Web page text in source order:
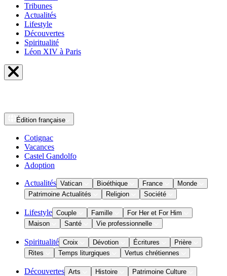
Tribunes
Actualités
Lifestyle
Découvertes
Spiritualité
Léon XIV à Paris
Édition française
Cotignac
Vacances
Castel Gandolfo
Adoption
Actualités Vatican Bioéthique France
Monde
Patrimoine Actualités
Religion Société
Lifestyle Couple Famille
For Her et For Him
Maison
Santé Vie professionnelle
Spiritualité Croix Dévotion Écritures
Prière
Rites
Temps liturgiques Vertus chrétiennes
Découvertes Arts Histoire
Patrimoine Culture